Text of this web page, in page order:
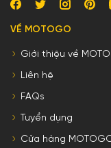
VỀ MOTOGO
Giới thiệu về
Liên hệ
FAQs
Tuyển dụng
Cửa hàng